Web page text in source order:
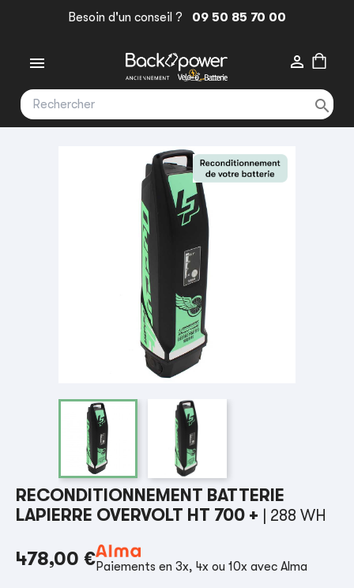
Besoin d'un conseil ? 09 50 85 70 00
 

RECONDITIONNEMENT BATTERIE
LAPIERRE OVERVOLT HT 700 +
| 288 WH
478,00 €Paiements en 3x, 4x ou 10x avec Alma